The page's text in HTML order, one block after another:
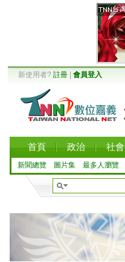
新使用者? 註冊 會員登入
首頁 政治 社會
新聞總覽 圖片集 最多人瀏覽